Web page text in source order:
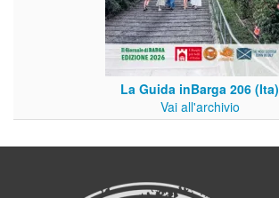
La Guida inBarga 206 (Ita)
Vai all'archivio